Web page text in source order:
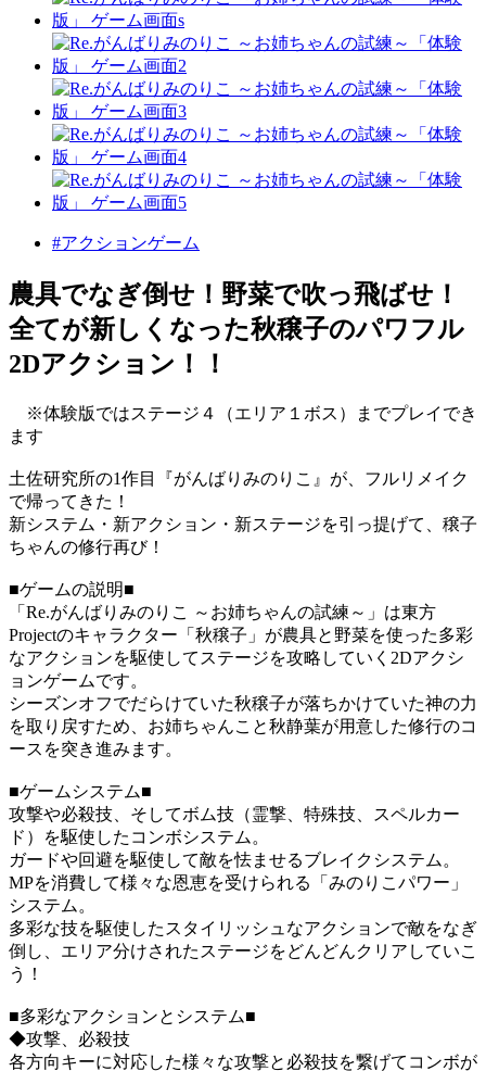
#アクションゲーム
農具でなぎ倒せ！野菜で吹っ飛ばせ！
全てが新しくなった秋穣子のパワフル
2Dアクション！！
※体験版ではステージ４（エリア１ボス）までプレイでき
ます
土佐研究所の1作目『がんばりみのりこ』が、フルリメイク
で帰ってきた！
新システム・新アクション・新ステージを引っ提げて、穣子
ちゃんの修行再び！
■ゲームの説明■
「Re.がんばりみのりこ ～お姉ちゃんの試練～」は東方
Projectのキャラクター「秋穣子」が農具と野菜を使った多彩
なアクションを駆使してステージを攻略していく2Dアクシ
ョンゲームです。
シーズンオフでだらけていた秋穣子が落ちかけていた神の力
を取り戻すため、お姉ちゃんこと秋静葉が用意した修行のコ
ースを突き進みます。
■ゲームシステム■
攻撃や必殺技、そしてボム技（霊撃、特殊技、スペルカー
ド）を駆使したコンボシステム。
ガードや回避を駆使して敵を怯ませるブレイクシステム。
MPを消費して様々な恩恵を受けられる「みのりこパワー」
システム。
多彩な技を駆使したスタイリッシュなアクションで敵をなぎ
倒し、エリア分けされたステージをどんどんクリアしていこ
う！
■多彩なアクションとシステム■
◆攻撃、必殺技
各方向キーに対応した様々な攻撃と必殺技を繋げてコンボが